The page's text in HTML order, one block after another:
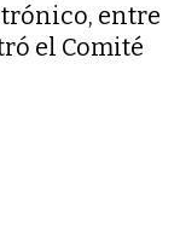
entre
el Comité